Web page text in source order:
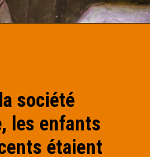
société
les enfants
étaient